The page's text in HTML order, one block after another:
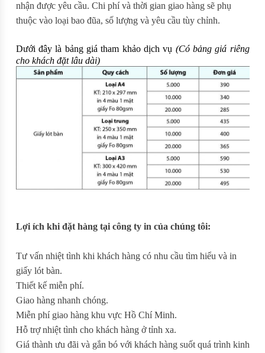
nhận được yêu cầu. Chi phí và thời gian giao hàng sẽ phụ
thuộc vào loại bao đũa, số lượng và yêu cầu tùy chỉnh.
Dưới đây là bảng giá tham khảo dịch vụ (Có bảng giá riêng
cho khách đặt lâu dài)
Lợi ích khi đặt hàng tại công ty in của chúng tôi:
Tư vấn nhiệt tình khi khách hàng có nhu cầu tìm hiểu và in
giấy lót bàn.
Thiết kế miễn phí.
Giao hàng nhanh chóng.
Miễn phí giao hàng khu vực Hồ Chí Minh.
Hỗ trợ nhiệt tình cho khách hàng ở tỉnh xa.
Giá thành ưu đãi và gắn bó với khách hàng suốt quá trình kinh